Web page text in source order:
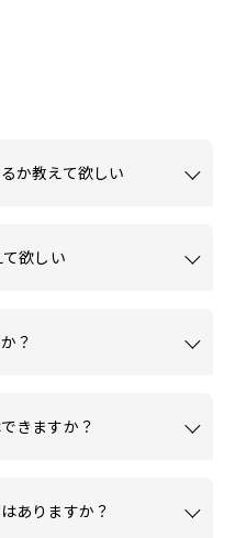
か教えて欲しい
欲しい
？
きますか？
ありますか？